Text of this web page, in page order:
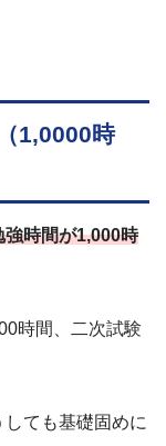
1,0000時
強時間が1,000時
時間、二次試験
ても基礎固めに